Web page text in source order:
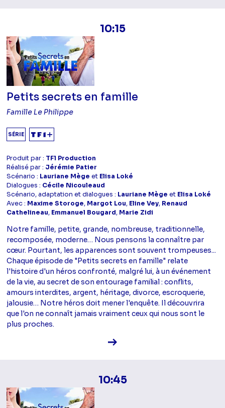
10:15
Petits secrets en famille
Famille Le Philippe
SÉRIE
Produit par : TF1 Production
Réalisé par : Jérémie Patier
Scénario : Lauriane Mège et Elisa Loké
Dialogues : Cécile Nicouleaud
Scénario, adaptation et dialogues : Lauriane Mège et Elisa Loké
Avec : Maxime Storoge, Margot Lou, Eline Vey, Renaud
Cathelineau, Emmanuel Bougard, Marie Zidi
Notre famille, petite, grande, nombreuse, traditionnelle,
recomposée, moderne… Nous pensons la connaître par
cœur. Pourtant, les apparences sont souvent trompeuses...
Chaque épisode de "Petits secrets en famille" relate
l'histoire d'un héros confronté, malgré lui, à un événement
de la vie, au secret de son entourage familial : conflits,
amours interdites, argent, héritage, divorce, escroquerie,
jalousie… Notre héros doit mener l'enquête. Il découvrira
que l'on ne connaît jamais vraiment ceux qui nous sont le
plus proches.
Voir la fiche diffusion
10:45